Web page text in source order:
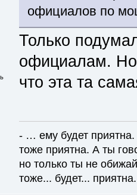
официалов по
Только
официалам. Но
что эта та
- … ему будет приятна.
тоже приятна. А ты
но только ты не
тоже... будет...